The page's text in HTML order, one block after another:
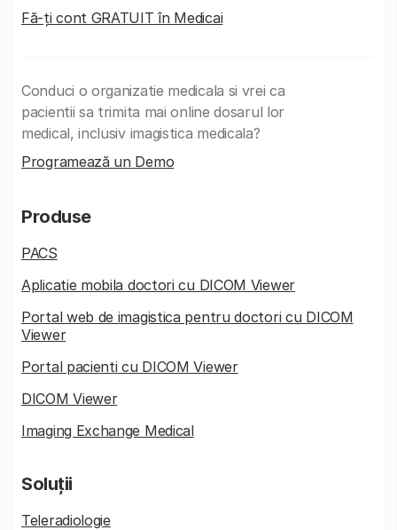
Fă-ți cont GRATUIT în Medicai
Conduci o organizatie medicala si vrei ca
pacientii sa trimita mai online dosarul lor
medical, inclusiv imagistica medicala?
Programează un Demo
Produse
PACS
Aplicatie mobila doctori cu DICOM Viewer
Portal web de imagistica pentru doctori cu DICOM
Viewer
Portal pacienti cu DICOM Viewer
DICOM Viewer
Imaging Exchange Medical
Soluții
Teleradiologie